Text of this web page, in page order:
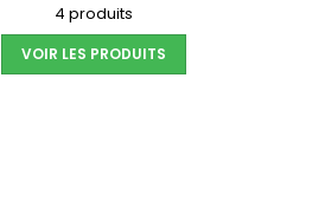
4 produits
VOIR LES PRODUITS